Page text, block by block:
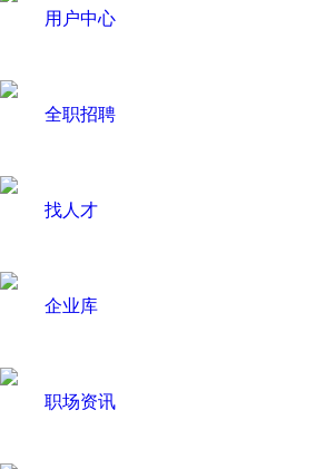
用户中心
全职招聘
找人才
企业库
职场资讯